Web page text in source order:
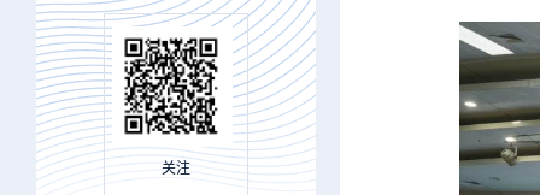
关注